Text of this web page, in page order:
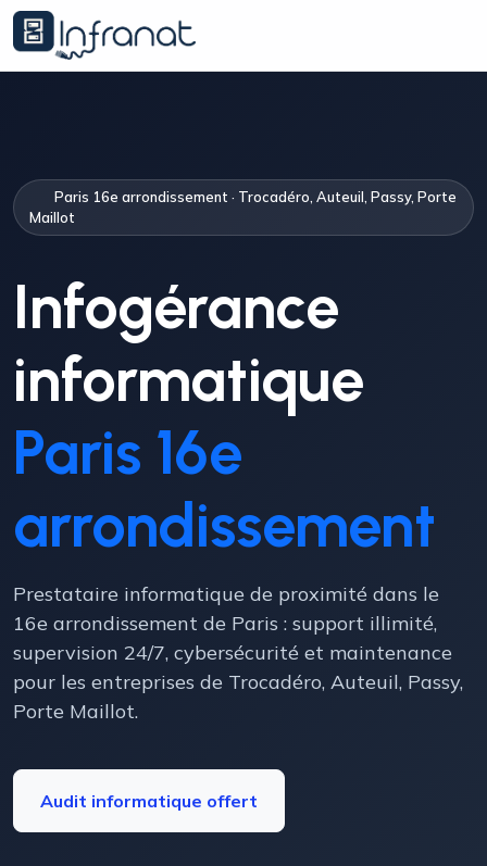
Paris 16e arrondissement · Trocadéro, Auteuil, Passy, Porte
Maillot
Infogérance
informatique
Paris 16e
arrondissement
Prestataire informatique de proximité dans le
16e arrondissement de Paris : support illimité,
supervision 24/7, cybersécurité et maintenance
pour les entreprises de Trocadéro, Auteuil, Passy,
Porte Maillot.
Audit informatique offert